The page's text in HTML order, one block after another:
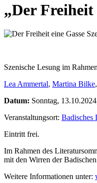
„Der Freiheit
Szenische Lesung im
Lea Ammertal, Martina Bilke,
Datum: Sonntag,
Veranstaltungsort: Badisches
Eintritt frei.
Im Rahmen des
mit den Wirren der
Weitere Informationen unter: